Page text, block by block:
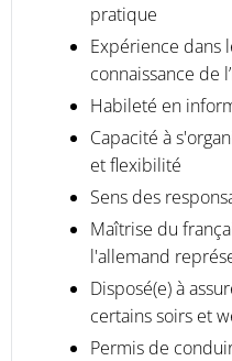
pratique
Expérience dans
connaissance de
Habileté en
Capacité à
et flexibilité
Sens des
Maîtrise du
l'allemand
Disposé(e) à
certains soirs et
Permis de